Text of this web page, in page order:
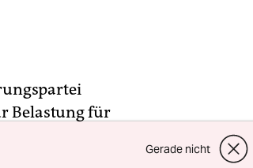
Belastung für
Gerade nicht